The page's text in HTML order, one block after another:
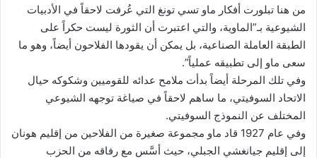
من هنا تبلورت أفكار ماو تسي تونغ التي عُرفت لاحقاً في الأدبيات
الشيوعية بـ”الماوية، والتي اعتبرت أن الثورة ليست حكراً على
الطبقة العاملة الصناعية، بل يمكن أن يقودها الفلاحون أيضاً، وهو ما
سعى ماو إلى تطبيقه عملياً”.
وفي تلك المرحلة أيضاً بدأت ملامح عدائه للقوميين وشكوكه حيال
الاتحاد السوفيتي، ما ساهم لاحقاً في صياغة توجهه الشيوعي
المختلف عن النموذج السوفيتي.
وفي عام 1927 قاد ماو مجموعة صغيرة من الفلاحين من إقليم هونان
إلى إقليم جيانغشي الجبلي، حيث أسَّس مع رفاقه من الحزب